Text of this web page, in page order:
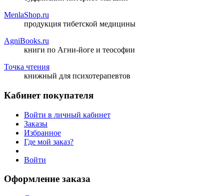
MenlaShop.ru
продукция тибетской медицины
AgniBooks.ru
книги по Агни-йоге и теософии
Точка чтения
книжный для психотерапевтов
Кабинет покупателя
Войти в личный кабинет
Заказы
Избранное
Где мой заказ?
Войти
Оформление заказа